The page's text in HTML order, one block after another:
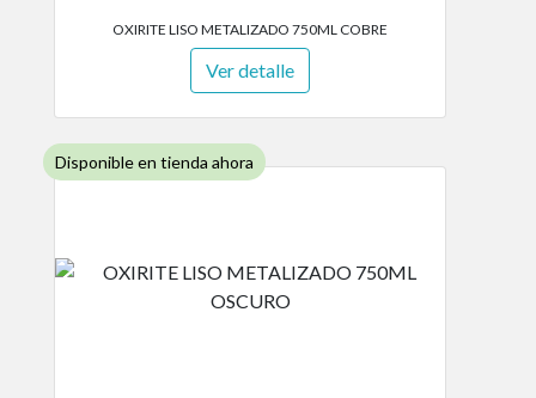
OXIRITE LISO METALIZADO 750ML COBRE
Ver detalle
Disponible en tienda ahora